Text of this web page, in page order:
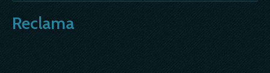
Reclama